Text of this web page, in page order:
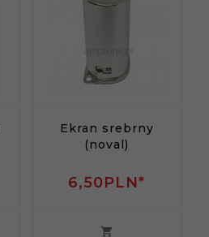
Ekran srebrny
(noval)
6,50PLN*